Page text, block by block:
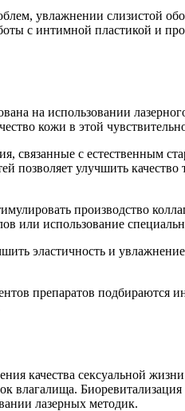
увлажнении слизистой
с интимной пластикой и
на использовании
кожи в этой
связанные с естественным
позволяет улучшить качество
производство
или использование
эластичность и
препаратов подбираются
качества сексуальной
влагалища.
лазерных методик.